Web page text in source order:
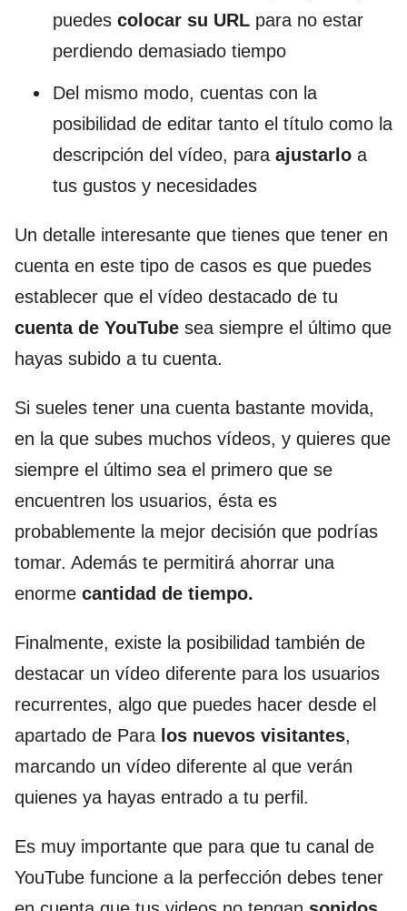
puedes colocar su URL para no estar
perdiendo demasiado tiempo
Del mismo modo, cuentas con la
posibilidad de editar tanto el título como la
descripción del vídeo, para ajustarlo a
tus gustos y necesidades
Un detalle interesante que tienes que tener en
cuenta en este tipo de casos es que puedes
establecer que el vídeo destacado de tu
cuenta de YouTube sea siempre el último que
hayas subido a tu cuenta.
Si sueles tener una cuenta bastante movida,
en la que subes muchos vídeos, y quieres que
siempre el último sea el primero que se
encuentren los usuarios, ésta es
probablemente la mejor decisión que podrías
tomar. Además te permitirá ahorrar una
enorme cantidad de tiempo.
Finalmente, existe la posibilidad también de
destacar un vídeo diferente para los usuarios
recurrentes, algo que puedes hacer desde el
apartado de Para los nuevos visitantes,
marcando un vídeo diferente al que verán
quienes ya hayas entrado a tu perfil.
Es muy importante que para que tu canal de
YouTube funcione a la perfección debes tener